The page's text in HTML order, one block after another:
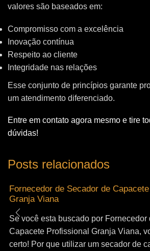
valores são baseados em:
Compromisso com a excelência
Inovação contínua
Respeito ao cliente
Integridade nas relações
Esse conjunto de princípios garante
um atendimento diferenciado.
Entre em contato agora mesmo e tire
dúvidas!
Posts relacionados
Fornecedor de Secador de
Granja Viana
Se você esta buscado por Fornecedor
Capacete Profissional Granja Viana,
certo! Por que utilizar um secador de